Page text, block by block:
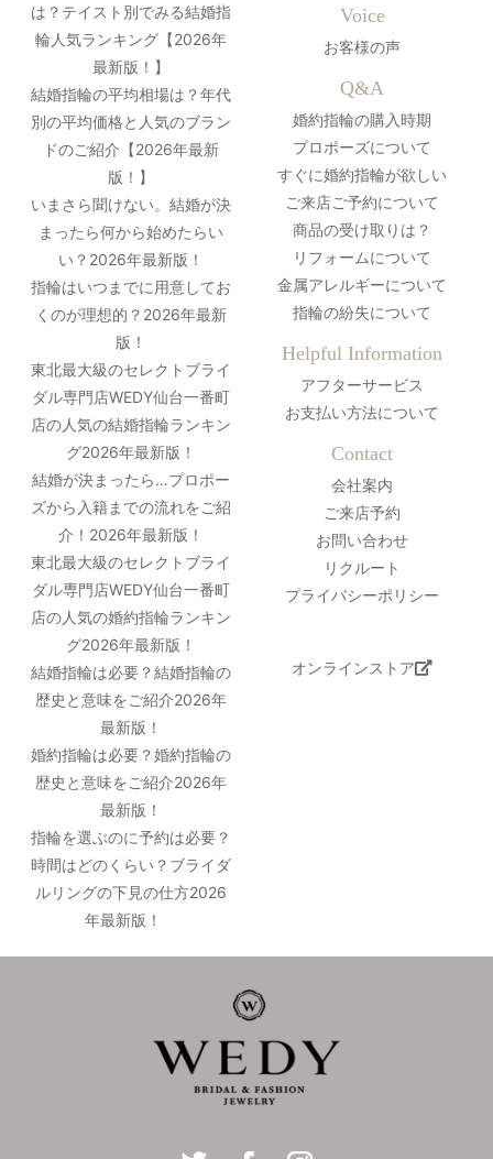
は？テイスト別でみる結婚指
輪人気ランキング【2026年
最新版！】
結婚指輪の平均相場は？年代
別の平均価格と人気のブラン
ドのご紹介【2026年最新
版！】
いまさら聞けない。結婚が決
まったら何から始めたらい
い？2026年最新版！
指輪はいつまでに用意してお
くのが理想的？2026年最新
版！
東北最大級のセレクトブライ
ダル専門店WEDY仙台一番町
店の人気の結婚指輪ランキン
グ2026年最新版！
結婚が決まったら…プロポー
ズから入籍までの流れをご紹
介！2026年最新版！
東北最大級のセレクトブライ
ダル専門店WEDY仙台一番町
店の人気の婚約指輪ランキン
グ2026年最新版！
結婚指輪は必要？結婚指輪の
歴史と意味をご紹介2026年
最新版！
婚約指輪は必要？婚約指輪の
歴史と意味をご紹介2026年
最新版！
指輪を選ぶのに予約は必要？
時間はどのくらい？ブライダ
ルリングの下見の仕方2026
年最新版！
Voice
お客様の声
Q&A
婚約指輪の購入時期
プロポーズについて
すぐに婚約指輪が欲しい
ご来店ご予約について
商品の受け取りは？
リフォームについて
金属アレルギーについて
指輪の紛失について
Helpful Information
アフターサービス
お支払い方法について
Contact
会社案内
ご来店予約
お問い合わせ
リクルート
プライバシーポリシー
オンラインストア